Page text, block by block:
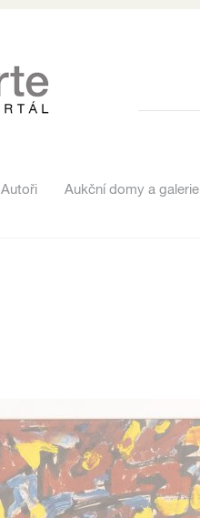
Autoři Aukční domy a galerie